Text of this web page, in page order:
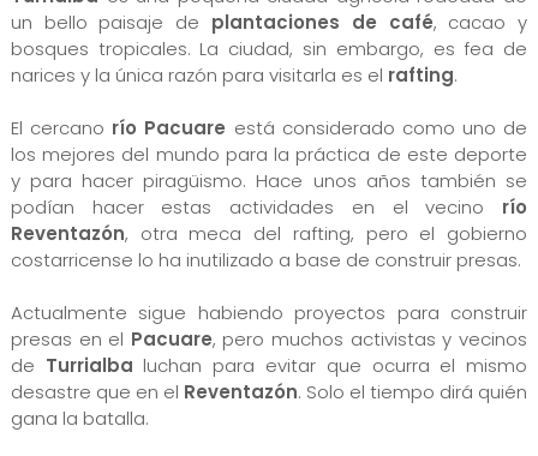
un bello paisaje de plantaciones de café, cacao y
bosques tropicales. La ciudad, sin embargo, es fea de
narices y la única razón para visitarla es el rafting.
El cercano río Pacuare está considerado como uno de
los mejores del mundo para la práctica de este deporte
y para hacer piragüismo. Hace unos años también se
podían hacer estas actividades en el vecino río
Reventazón, otra meca del rafting, pero el gobierno
costarricense lo ha inutilizado a base de construir presas.
Actualmente sigue habiendo proyectos para construir
presas en el Pacuare, pero muchos activistas y vecinos
de Turrialba luchan para evitar que ocurra el mismo
desastre que en el Reventazón. Solo el tiempo dirá quién
gana la batalla.